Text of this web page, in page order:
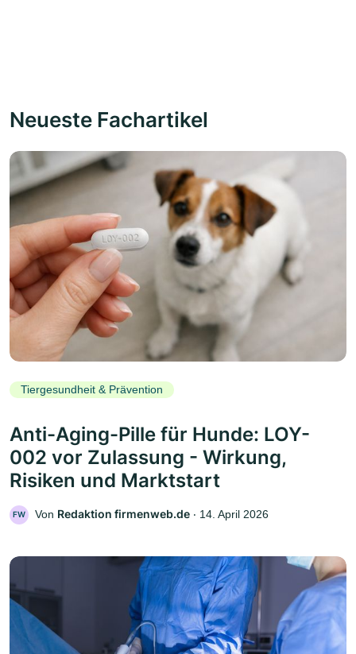
Neueste Fachartikel
Tiergesundheit & Prävention
Anti-Aging-Pille für Hunde: LOY-
002 vor Zulassung - Wirkung,
Risiken und Marktstart
FW Von Redaktion firmenweb.de ‧ 14. April 2026